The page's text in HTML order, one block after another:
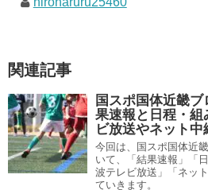
関連記事
国スポ国体近畿
果速報と日程・組
ビ放送やネット中
今回は、国スポ国体近
いて、「結果速報」「
波テレビ放送」「ネッ
ていきます。